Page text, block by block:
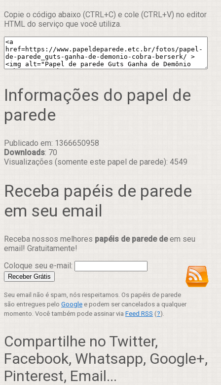
Copie o código abaixo (CTRL+C) e cole (CTRL+V) no editor
HTML do serviço que você utiliza.
Informações do papel de
parede
Publicado em: 1366650958
Downloads: 70
Visualizações (somente este papel de parede): 4549
Receba papéis de parede
em seu email
Receba nossos melhores papéis de parede deem seu
email! Gratuitamente!
Coloque seu e-mail:
Seu email não é spam, nós respeitamos. Os papéis de parede
são entregues pelo Google e podem ser cancelados a qualquer
momento. Você também pode assinar via Feed RSS (?).
Compartilhe no Twitter,
Facebook, Whatsapp, Google+,
Pinterest, Email...